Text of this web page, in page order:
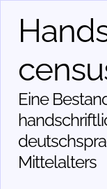
Eine
Mittelalters